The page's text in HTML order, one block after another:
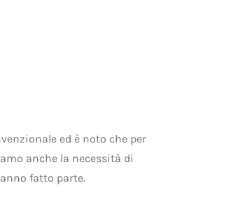
ed è noto che per
anche la necessità di
fatto parte.